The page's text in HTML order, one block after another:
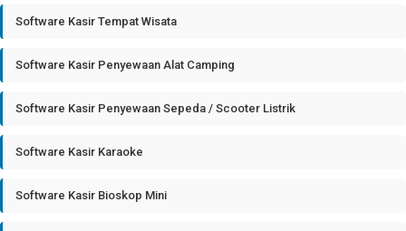
Software Kasir Tempat Wisata
Software Kasir Penyewaan Alat Camping
Software Kasir Penyewaan Sepeda / Scooter Listrik
Software Kasir Karaoke
Software Kasir Bioskop Mini